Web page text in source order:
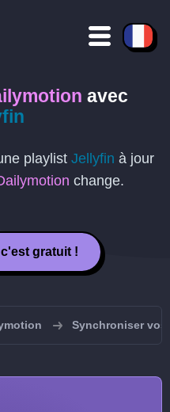
avec
playlist Jellyfin à jour
change.
gratuit !
Synchroniser